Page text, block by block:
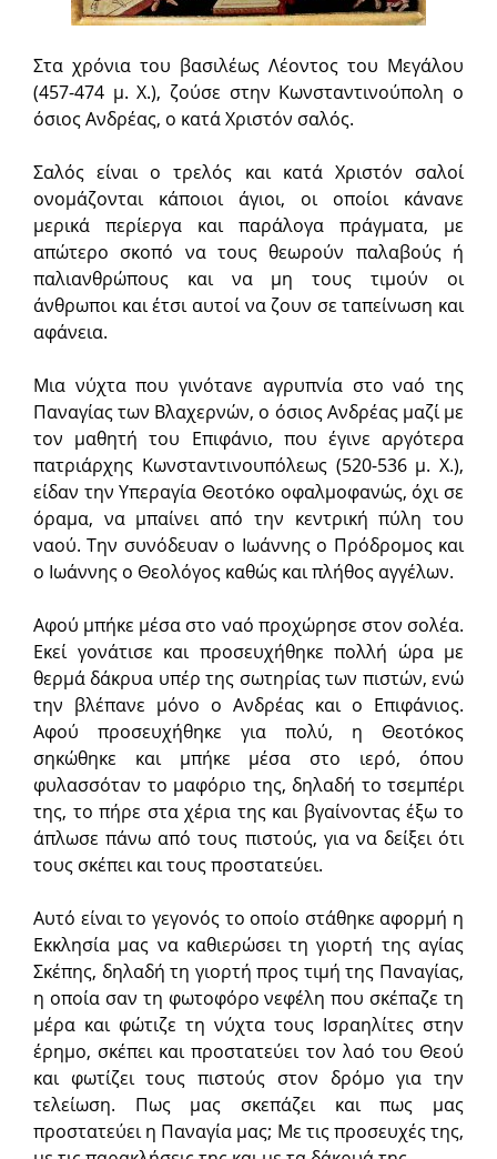
Στα χρόνια του βασιλέως Λέοντος του Μεγάλου
(457-474 μ. Χ.), ζούσε στην Κωνσταντινούπολη ο
όσιος Ανδρέας, ο κατά Χριστόν σαλός.
Σαλός είναι ο τρελός και κατά Χριστόν σαλοί
ονομάζονται κάποιοι άγιοι, οι οποίοι κάνανε
μερικά περίεργα και παράλογα πράγματα, με
απώτερο σκοπό να τους θεωρούν παλαβούς ή
παλιανθρώπους και να μη τους τιμούν οι
άνθρωποι και έτσι αυτοί να ζουν σε ταπείνωση και
αφάνεια.
Μια νύχτα που γινότανε αγρυπνία στο ναό της
Παναγίας των Βλαχερνών, ο όσιος Ανδρέας μαζί με
τον μαθητή του Επιφάνιο, που έγινε αργότερα
πατριάρχης Κωνσταντινουπόλεως (520-536 μ. Χ.),
είδαν την Υπεραγία Θεοτόκο οφαλμοφανώς, όχι σε
όραμα, να μπαίνει από την κεντρική πύλη του
ναού. Την συνόδευαν ο Ιωάννης ο Πρόδρομος και
ο Ιωάννης ο Θεολόγος καθώς και πλήθος αγγέλων.
Αφού μπήκε μέσα στο ναό προχώρησε στον σολέα.
Εκεί γονάτισε και προσευχήθηκε πολλή ώρα με
θερμά δάκρυα υπέρ της σωτηρίας των πιστών, ενώ
την βλέπανε μόνο ο Ανδρέας και ο Επιφάνιος.
Αφού προσευχήθηκε για πολύ, η Θεοτόκος
σηκώθηκε και μπήκε μέσα στο ιερό, όπου
φυλασσόταν το μαφόριο της, δηλαδή το τσεμπέρι
της, το πήρε στα χέρια της και βγαίνοντας έξω το
άπλωσε πάνω από τους πιστούς, για να δείξει ότι
τους σκέπει και τους προστατεύει.
Αυτό είναι το γεγονός το οποίο στάθηκε αφορμή η
Εκκλησία μας να καθιερώσει τη γιορτή της αγίας
Σκέπης, δηλαδή τη γιορτή προς τιμή της Παναγίας,
η οποία σαν τη φωτοφόρο νεφέλη που σκέπαζε τη
μέρα και φώτιζε τη νύχτα τους Ισραηλίτες στην
έρημο, σκέπει και προστατεύει τον λαό του Θεού
και φωτίζει τους πιστούς στον δρόμο για την
τελείωση. Πως μας σκεπάζει και πως μας
προστατεύει η Παναγία μας; Με τις προσευχές της,